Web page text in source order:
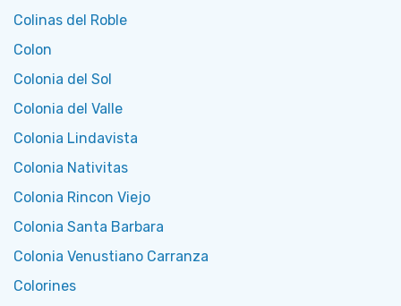
Colinas del Roble
Colon
Colonia del Sol
Colonia del Valle
Colonia Lindavista
Colonia Nativitas
Colonia Rincon Viejo
Colonia Santa Barbara
Colonia Venustiano Carranza
Colorines